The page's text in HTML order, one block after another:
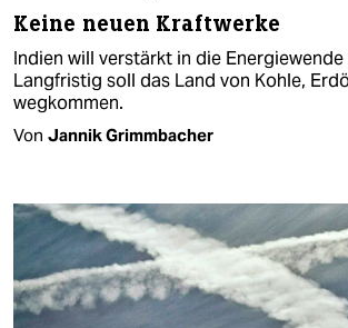
Keine neuen Kraftwerke
Indien will verstärkt in die
Langfristig soll das Land von Kohle,
wegkommen.
Von Jannik Grimmbacher